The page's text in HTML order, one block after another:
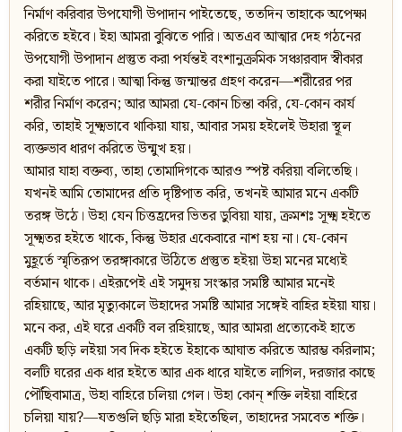
নির্মাণ করিবার উপযোগী উপাদান পাইতেছে, ততদিন তাহাকে অপেক্ষা
করিতে হইবে। ইহা আমরা বুঝিতে পারি। অতএব আত্মার দেহ গঠনের
উপযোগী উপাদান প্রস্তুত করা পর্যন্তই বংশানুক্রমিক সঞ্চারবাদ স্বীকার
করা যাইতে পারে। আত্মা কিন্তু জন্মান্তর গ্রহণ করেন—শরীরের পর
শরীর নির্মাণ করেন; আর আমরা যে-কোন চিন্তা করি, যে-কোন কার্য
করি, তাহাই সূক্ষ্মভাবে থাকিয়া যায়, আবার সময় হইলেই উহারা স্থূল
ব্যক্তভাব ধারণ করিতে উন্মুখ হয়।
আমার যাহা বক্তব্য, তাহা তোমাদিগকে আরও স্পষ্ট করিয়া বলিতেছি।
যখনই আমি তোমাদের প্রতি দৃষ্টিপাত করি, তখনই আমার মনে একটি
তরঙ্গ উঠে। উহা যেন চিত্তহ্রদের ভিতর ডুবিয়া যায়, ক্রমশঃ সূক্ষ্ম হইতে
সূক্ষ্মতর হইতে থাকে, কিন্তু উহার একেবারে নাশ হয় না। যে-কোন
মুহূর্তে স্মৃতিরূপ তরঙ্গাকারে উঠিতে প্রস্তুত হইয়া উহা মনের মধ্যেই
বর্তমান থাকে। এইরূপেই এই সমুদয় সংস্কার সমষ্টি আমার মনেই
রহিয়াছে, আর মৃত্যুকালে উহাদের সমষ্টি আমার সঙ্গেই বাহির হইয়া যায়।
মনে কর, এই ঘরে একটি বল রহিয়াছে, আর আমরা প্রত্যেকেই হাতে
একটি ছড়ি লইয়া সব দিক হইতে ইহাকে আঘাত করিতে আরম্ভ করিলাম;
বলটি ঘরের এক ধার হইতে আর এক ধারে যাইতে লাগিল, দরজার কাছে
পৌঁছিবামাত্র, উহা বাহিরে চলিয়া গেল। উহা কোন‍্ শক্তি লইয়া বাহিরে
চলিয়া যায়?—যতগুলি ছড়ি মারা হইতেছিল, তাহাদের সমবেত শক্তি।